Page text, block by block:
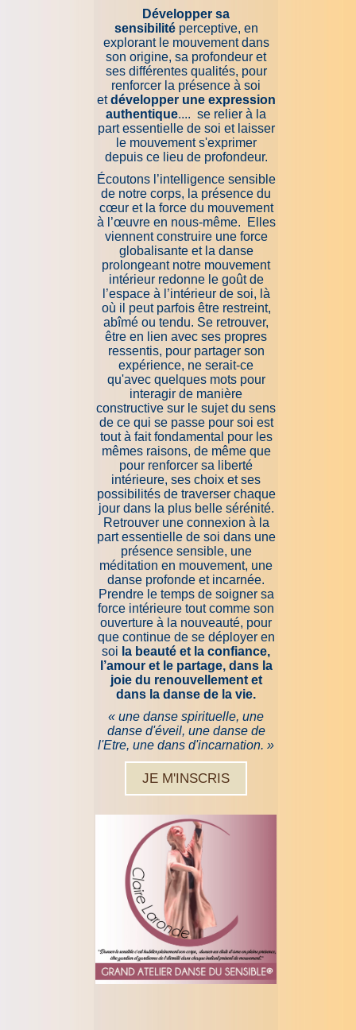
Développer sa
sensibilité perceptive, en
explorant le mouvement dans
son origine, sa profondeur et
ses différentes qualités, pour
renforcer la présence à soi
etdévelopper une expression
authentique.... se relier à la
part essentielle de soi et laisser
le mouvement s'exprimer
depuis ce lieu de profondeur.
Écoutons l’intelligence sensible
de notre corps, la présence du
cœur et la force du mouvement
à l’œuvre en nous-même. Elles
viennent construire une force
globalisante et la danse
prolongeant notre mouvement
intérieur redonne le goût de
l’espace à l’intérieur de soi, là
où il peut parfois être restreint,
abîmé ou tendu. Se retrouver,
être en lien avec ses propres
ressentis, pour partager son
expérience, ne serait-ce
qu'avec quelques mots pour
interagir de manière
constructive sur le sujet du sens
de ce qui se passe pour soi est
tout à fait fondamental pour les
mêmes raisons, de même que
pour renforcer sa liberté
intérieure, ses choix et ses
possibilités de traverser chaque
jour dans la plus belle sérénité.
Retrouver une connexion à la
part essentielle de soi dans une
présence sensible, une
méditation en mouvement, une
danse profonde et incarnée.
Prendre le temps de soigner sa
force intérieure tout comme son
ouverture à la nouveauté, pour
que continue de se déployer en
soi la beauté et la confiance,
l’amour et le partage, dans la
joie du renouvellement et
dans la danse de la vie.
« une danse spirituelle, une
danse d'éveil, une danse de
l'Etre, une dans d'incarnation. »
JE M'INSCRIS